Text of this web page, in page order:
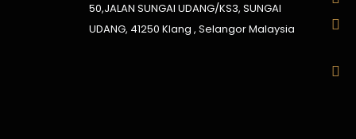
50,JALAN SUNGAI UDANG/KS3, SUNGAI
UDANG, 41250 Klang , Selangor Malaysia